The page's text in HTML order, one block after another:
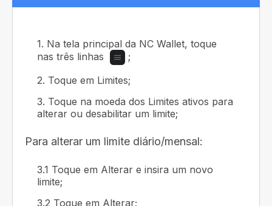
1. Na tela principal da NC Wallet, toque
nas três linhas
;
2. Toque em Limites;
3. Toque na moeda dos Limites ativos para
alterar ou desabilitar um limite;
Para alterar um limite diário/mensal:
3.1 Toque em Alterar e insira um novo
limite;
3.2 Toque em Alterar;